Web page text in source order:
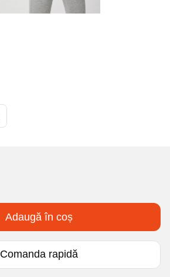
Adaugă în coș
Comanda rapidă